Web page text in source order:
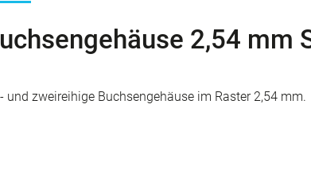
2,54 mm
und zweireihige Buchsengehäuse im Raster 2,54 mm.